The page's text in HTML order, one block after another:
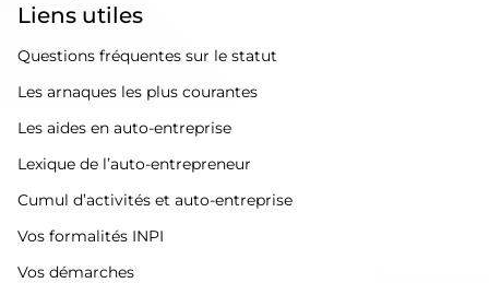
Liens utiles
Questions fréquentes sur le statut
Les arnaques les plus courantes
Les aides en auto-entreprise
Lexique de l’auto-entrepreneur
Cumul d’activités et auto-entreprise
Vos formalités INPI
Vos démarches